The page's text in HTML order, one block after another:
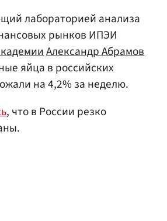
лабораторией анализа
рынков ИПЭИ
Александр Абрамов
яйца в российских
на 4,2% за неделю.
, что в России резко